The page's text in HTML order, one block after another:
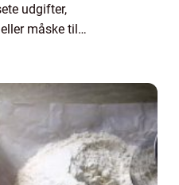
udgifter,
måske til